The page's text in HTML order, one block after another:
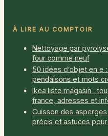
À LIRE AU COMPTOIR
Nettoyage par
four comme neuf
50 idées d’objet en e
pendaisons et mots
Ikea liste magasin :
france, adresses et
Cuisson des
précis et astuces